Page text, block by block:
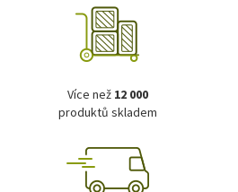
Více než 12 000
produktů skladem